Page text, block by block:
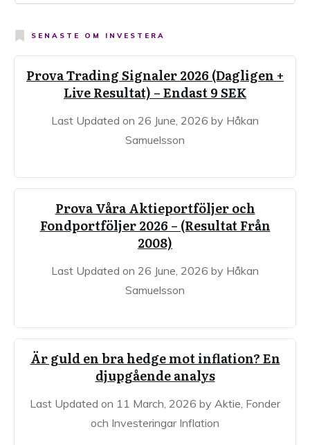
SENASTE OM INVESTERA
Prova Trading Signaler 2026 (Dagligen +
Live Resultat) – Endast 9 SEK
Last Updated on 26 June, 2026 by Håkan
Samuelsson
Prova Våra Aktieportföljer och
Fondportföljer 2026 – (Resultat Från
2008)
Last Updated on 26 June, 2026 by Håkan
Samuelsson
Är guld en bra hedge mot inflation? En
djupgående analys
Last Updated on 11 March, 2026 by Aktie, Fonder
och Investeringar Inflation